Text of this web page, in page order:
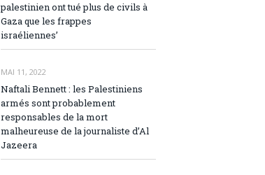
palestinien ont tué plus de civils à
Gaza que les frappes
israéliennes’
MAI 11, 2022
Naftali Bennett : les Palestiniens
armés sont probablement
responsables de la mort
malheureuse de la journaliste d’Al
Jazeera